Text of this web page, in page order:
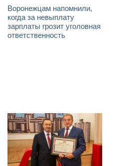
Воронежцам напомнили,
когда за невыплату
зарплаты грозит уголовная
ответственность